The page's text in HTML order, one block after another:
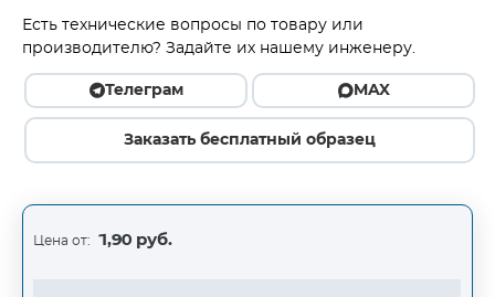
Есть технические вопросы по товару или
производителю? Задайте их нашему инженеру.
Телеграм MAX
Заказать бесплатный образец
Цена от: 1,90 руб.